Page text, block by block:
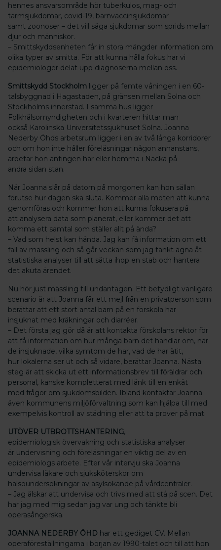
hennes ansvarsområde hör tuberkulos, mag- och
tarmsjukdomar, covid-19, barnvaccinsjukdomar
samt zoonoser – det vill säga sjukdomar som sprids mellan
djur och människor.
– Smittskyddsenheten får in stora mängder information om
olika typer av smitta. För att kunna hålla fokus har vi
epidemiologer delat upp diagnoserna mellan oss.
Smittskydd Stockholm ligger på femte våningen i en 60-
talsbyggnad i Hagastaden, på gränsen mellan Solna och
Stockholms innerstad. I samma hus ligger
Folkhälsomyndigheten och i kvarteren hittar man
också Karolinska Universitetssjukhuset Solna. Joanna
Nederby Öhds arbetsrum ligger i en av två långa korridorer
och om hon inte håller föreläsningar någon annanstans,
arbetar hon antingen här eller hemma i Nacka på
andra sidan stan.
När Joanna slår på datorn på morgonen kan hon sällan
förutse hur dagen ska sluta. Kommer alla möten att kunna
genomföras och kommer hon att kunna fokusera på
att analysera data som planerat, eller kommer det att
komma ett samtal som ställer allt på ända?
– Vad som helst kan hända. Jag kan få information om ett
fall av mässling och så går veckan som jag tänkt ägna åt
statistiska analyser till att sätta ihop en stab och hantera
det akuta ärendet.
Nu hör just mässling till undantagen. Ett betydligt vanligare
scenario är att Joanna får ett mejl från en privatperson som
berättar att ett stort antal barn på en förskola har
insjuknat med kräkningar och diarréer.
– Det första jag gör då är att kontakta förskolans rektor för
att få information om hur många barn det handlar om, när
de insjuknade, vilka symtom de har, vad de har ätit,
hur lokalerna ser ut och så vidare, berättar Joanna. Nästa
steg är att skicka ut ett informationsbrev till föräldrar och
personal, kanske kompletterat med länk till en enkät
med frågor om sjukdomsbilden. Ibland kontaktar Joanna
även kommunens miljöförvaltning som kan hjälpa till med
exempelvis kontroll av städning eller att ta prover på mat.
UTÖVER UTBROTTSHANTERING,
epidemiologisk övervakning och statistiska analyser
är undervisning och föreläsningar en viktig del av en
epidemiologs arbete. Efter vår intervju ska Joanna
undervisa läkare och sjuksköterskor om
hälsoundersökningar av asylsökande på vårdcentraler.
– Jag älskar att undervisa och trivs med att stå på scen. Det
har jag med mig sedan jag var ung och tänkte bli
operasångerska.
JOANNA NEDERBY ÖHD har ett gediget CV. Mellan
operaföreställningarna i början av 1990-talet och till att hon